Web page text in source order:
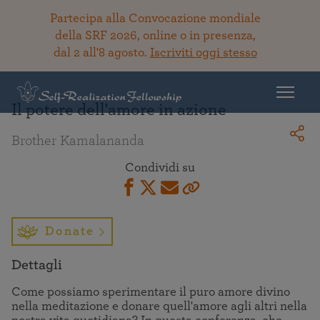
Partecipa alla Convocazione mondiale
della SRF 2026, online o in presenza,
dal 2 all'8 agosto. Iscriviti oggi stesso
Il potere dell'amore in azione
Brother Kamalananda
Condividi su
Donate
Dettagli
Come possiamo sperimentare il puro amore divino
nella meditazione e donare quell'amore agli altri nella